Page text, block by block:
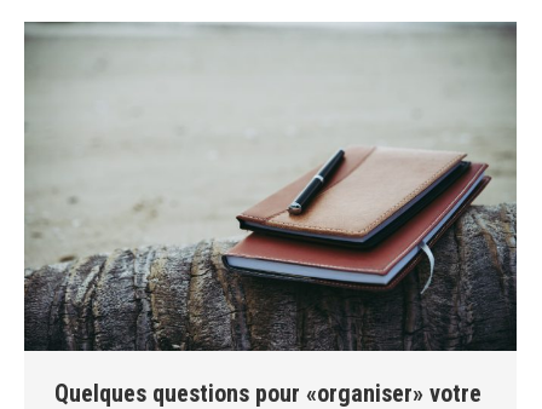
Quelques questions pour «organiser» votre